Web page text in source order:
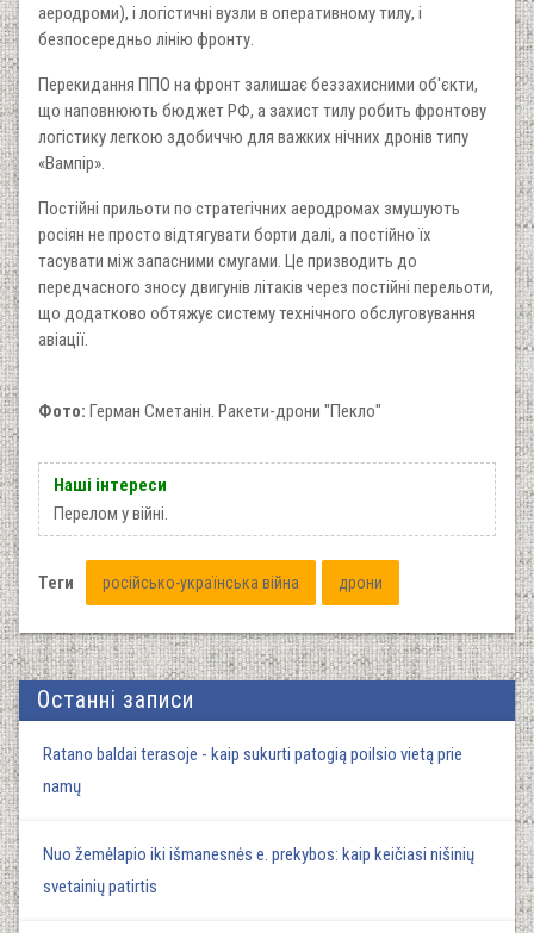
аеродроми), і логістичні вузли в оперативному тилу, і
безпосередньо лінію фронту.
Перекидання ППО на фронт залишає беззахисними об'єкти,
що наповнюють бюджет РФ, а захист тилу робить фронтову
логістику легкою здобиччю для важких нічних дронів типу
«Вампір».
Постійні прильоти по стратегічних аеродромах змушують
росіян не просто відтягувати борти далі, а постійно їх
тасувати між запасними смугами. Це призводить до
передчасного зносу двигунів літаків через постійні перельоти,
що додатково обтяжує систему технічного обслуговування
авіації.
Фото: Герман Сметанін. Ракети-дрони "Пекло"
Наші інтереси
Перелом у війні.
Теги російсько-українська війна дрони
Останні записи
Ratano baldai terasoje - kaip sukurti patogią poilsio vietą prie
namų
Nuo žemėlapio iki išmanesnės e. prekybos: kaip keičiasi nišinių
svetainių patirtis